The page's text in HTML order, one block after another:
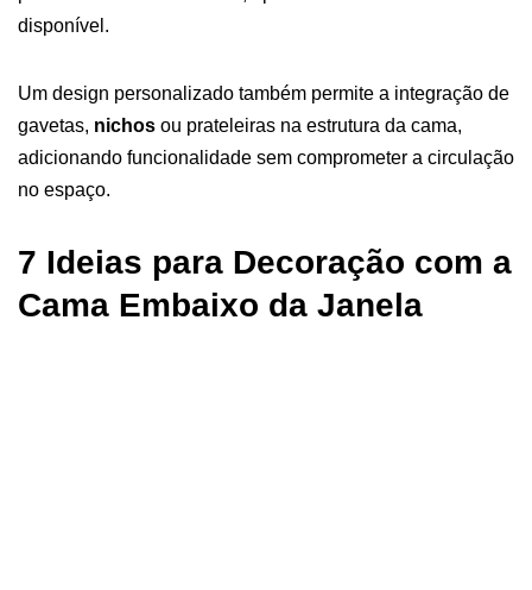
disponível.
Um design personalizado também permite a integração de
gavetas, nichos ou prateleiras na estrutura da cama,
adicionando funcionalidade sem comprometer a circulação
no espaço.
7 Ideias para Decoração com a
Cama Embaixo da Janela